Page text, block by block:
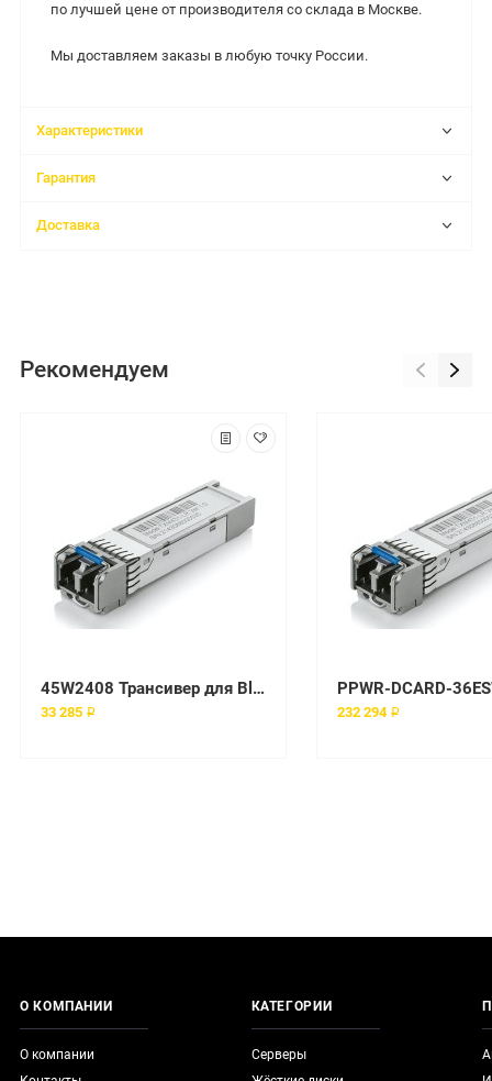
по лучшей цене от производителя со склада в Москве.
Мы доставляем заказы в любую точку России.
Характеристики
Гарантия
Доставка
Рекомендуем
45W2408 Трансивер для BladeCenter IBM
33 285 ₽ 232 294 ₽
О КОМПАНИИ
О компании
КАТЕГОРИИ
Серверы